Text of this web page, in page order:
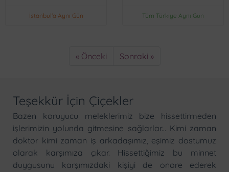
İstanbul'a Aynı Gün Tüm Türkiye Aynı Gün
« Önceki Sonraki »
Teşekkür İçin Çiçekler
Bazen koruyucu meleklerimiz bize hissettirmeden
işlerimizin yolunda gitmesine sağlarlar... Kimi zaman
doktor kimi zaman iş arkadaşımız, eşimiz dostumuz
olarak karşımıza çıkar. Hissettiğimiz bu minnet
duygusunu karşımızdaki kişiyi de onore ederek